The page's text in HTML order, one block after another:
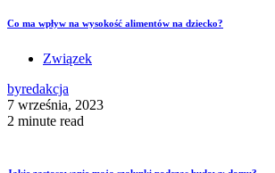
Co ma wpływ na wysokość alimentów na dziecko?
Związek
byredakcja
7 września, 2023
2 minute read